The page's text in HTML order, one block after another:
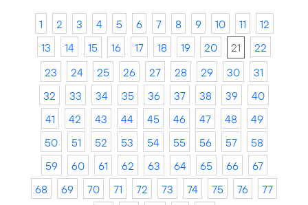
1 2 3 4 5 6 7 8 9 10 11
12
13
14 15 16 17 18 19 20 21
22
23
24 25 26 27 28 29 30
31
32
33 34 35 36 37 38 39
40
41
42 43 44 45 46 47 48
49
50
51 52 53 54 55 56 57
58
59
60 61 62 63 64 65 66
67
68
69 70 71 72 73 74 75 76
77